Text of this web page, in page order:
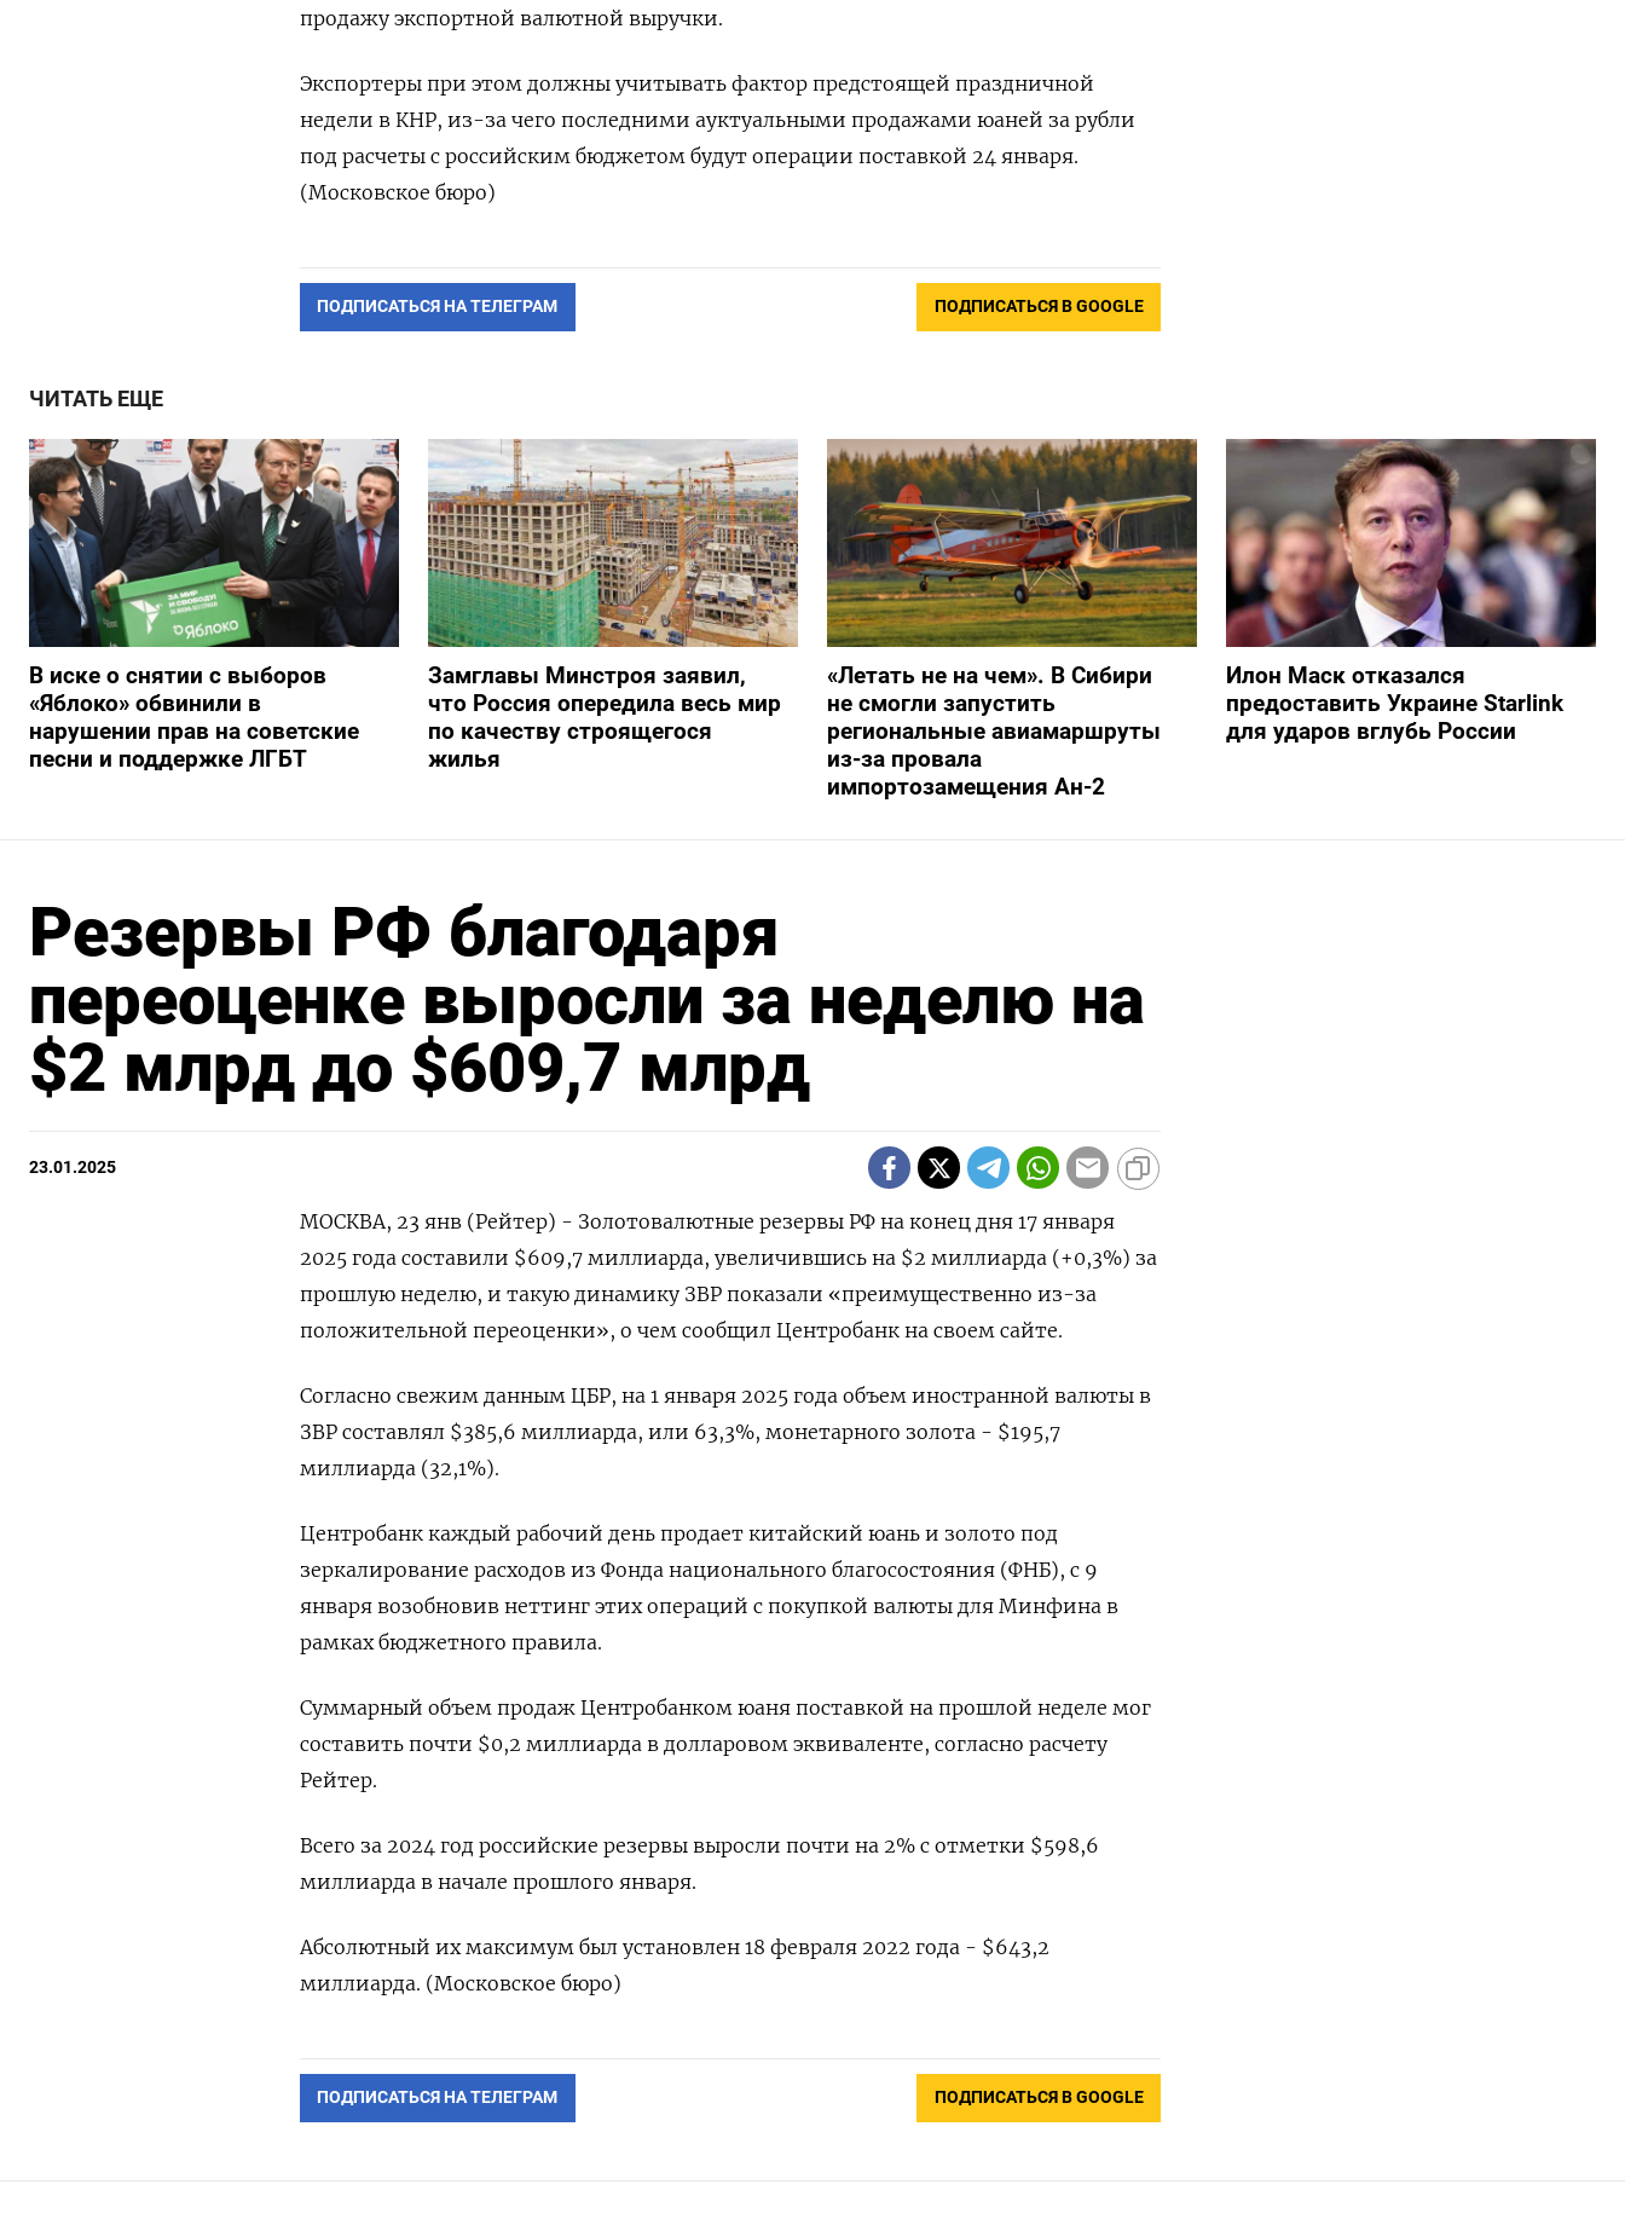
продажу экспортной валютной выручки.
Экспортеры при этом должны учитывать фактор предстоящей праздничной
недели в КНР, из-за чего последними ауктуальными продажами юаней за рубли
под расчеты с российским бюджетом будут операции поставкой 24 января.
(Московское бюро)
ПОДПИСАТЬСЯ НА ТЕЛЕГРАМ ПОДПИСАТЬСЯ В GOOGLE
ЧИТАТЬ ЕЩЕ
В иске о снятии с выборов
«Яблоко» обвинили в
нарушении прав на советские
песни и поддержке ЛГБТ
Замглавы Минстроя заявил,
что Россия опередила весь мир
по качеству строящегося
жилья
«Летать не на чем». В Сибири
не смогли запустить
региональные авиамаршруты
из-за провала
импортозамещения Ан-2
Илон Маск отказался
предоставить Украине Starlink
для ударов вглубь России
Резервы РФ благодаря
переоценке выросли за неделю на
$2 млрд до $609,7 млрд
23.01.2025
МОСКВА, 23 янв (Рейтер) - Золотовалютные резервы РФ на конец дня 17 января
2025 года составили $609,7 миллиарда, увеличившись на $2 миллиарда (+0,3%) за
прошлую неделю, и такую динамику ЗВР показали «преимущественно из-за
положительной переоценки», о чем сообщил Центробанк на своем сайте.
Согласно свежим данным ЦБР, на 1 января 2025 года объем иностранной валюты в
ЗВР составлял $385,6 миллиарда, или 63,3%, монетарного золота - $195,7
миллиарда (32,1%).
Центробанк каждый рабочий день продает китайский юань и золото под
зеркалирование расходов из Фонда национального благосостояния (ФНБ), с 9
января возобновив неттинг этих операций с покупкой валюты для Минфина в
рамках бюджетного правила.
Суммарный объем продаж Центробанком юаня поставкой на прошлой неделе мог
составить почти $0,2 миллиарда в долларовом эквиваленте, согласно расчету
Рейтер.
Всего за 2024 год российские резервы выросли почти на 2% с отметки $598,6
миллиарда в начале прошлого января.
Абсолютный их максимум был установлен 18 февраля 2022 года - $643,2
миллиарда. (Московское бюро)
ПОДПИСАТЬСЯ НА ТЕЛЕГРАМ ПОДПИСАТЬСЯ В GOOGLE